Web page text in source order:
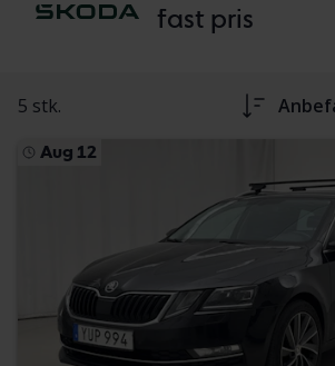
fast pris
5 stk.
Aug 12